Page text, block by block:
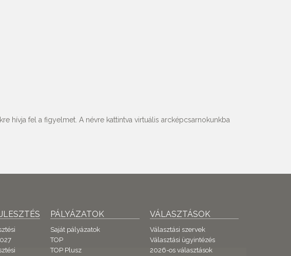
hívja fel a figyelmet. A névre kattintva virtuális arcképcsarnokunkba
PÁLYÁZATOK
Saját pályázatok
TOP
TOP Plusz
VÁLASZTÁSOK
Választási szervek
Választási ügyintézés
2026-os választások